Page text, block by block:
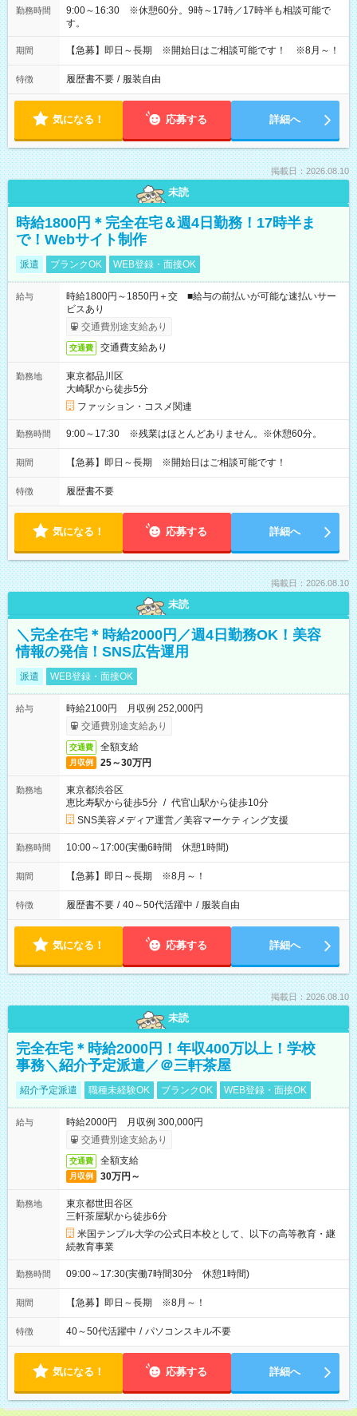
勤務時間
9:00～16:30 ※休憩60分。9時～17時／17時半も相談可能で
す。
期間 【急募】即日～長期 ※開始日はご相談可能です！ ※8月～！
特徴 履歴書不要 / 服装自由
気になる！ 応募する 詳細へ
掲載日：2026.08.10
未読
時給1800円＊完全在宅＆週4日勤務！17時半ま
で！Webサイト制作
派遣 ブランクOK WEB登録・面接OK
給与
時給1800円～1850円＋交 ■給与の前払いが可能な速払いサー
ビスあり
交通費別途支給あり
交通費 交通費支給あり
勤務地
東京都品川区
大崎駅から徒歩5分
ファッション・コスメ関連
勤務時間 9:00～17:30 ※残業はほとんどありません。※休憩60分。
期間 【急募】即日～長期 ※開始日はご相談可能です！
特徴 履歴書不要
気になる！ 応募する 詳細へ
掲載日：2026.08.10
未読
＼完全在宅＊時給2000円／週4日勤務OK！美容
情報の発信！SNS広告運用
派遣 WEB登録・面接OK
給与
時給2100円 月収例 252,000円
交通費別途支給あり
交通費 全額支給
月収例 25～30万円
勤務地
東京都渋谷区
恵比寿駅から徒歩5分 / 代官山駅から徒歩10分
SNS美容メディア運営／美容マーケティング支援
勤務時間 10:00～17:00(実働6時間 休憩1時間)
期間 【急募】即日～長期 ※8月～！
特徴 履歴書不要 / 40～50代活躍中 / 服装自由
気になる！ 応募する 詳細へ
掲載日：2026.08.10
未読
完全在宅＊時給2000円！年収400万以上！学校
事務＼紹介予定派遣／＠三軒茶屋
紹介予定派遣 職種未経験OK ブランクOK WEB登録・面接OK
給与
時給2000円 月収例 300,000円
交通費別途支給あり
交通費 全額支給
月収例 30万円～
勤務地
東京都世田谷区
三軒茶屋駅から徒歩6分
米国テンプル大学の公式日本校として、以下の高等教育・継
続教育事業
勤務時間 09:00～17:30(実働7時間30分 休憩1時間)
期間 【急募】即日～長期 ※8月～！
特徴 40～50代活躍中 / パソコンスキル不要
気になる！ 応募する 詳細へ